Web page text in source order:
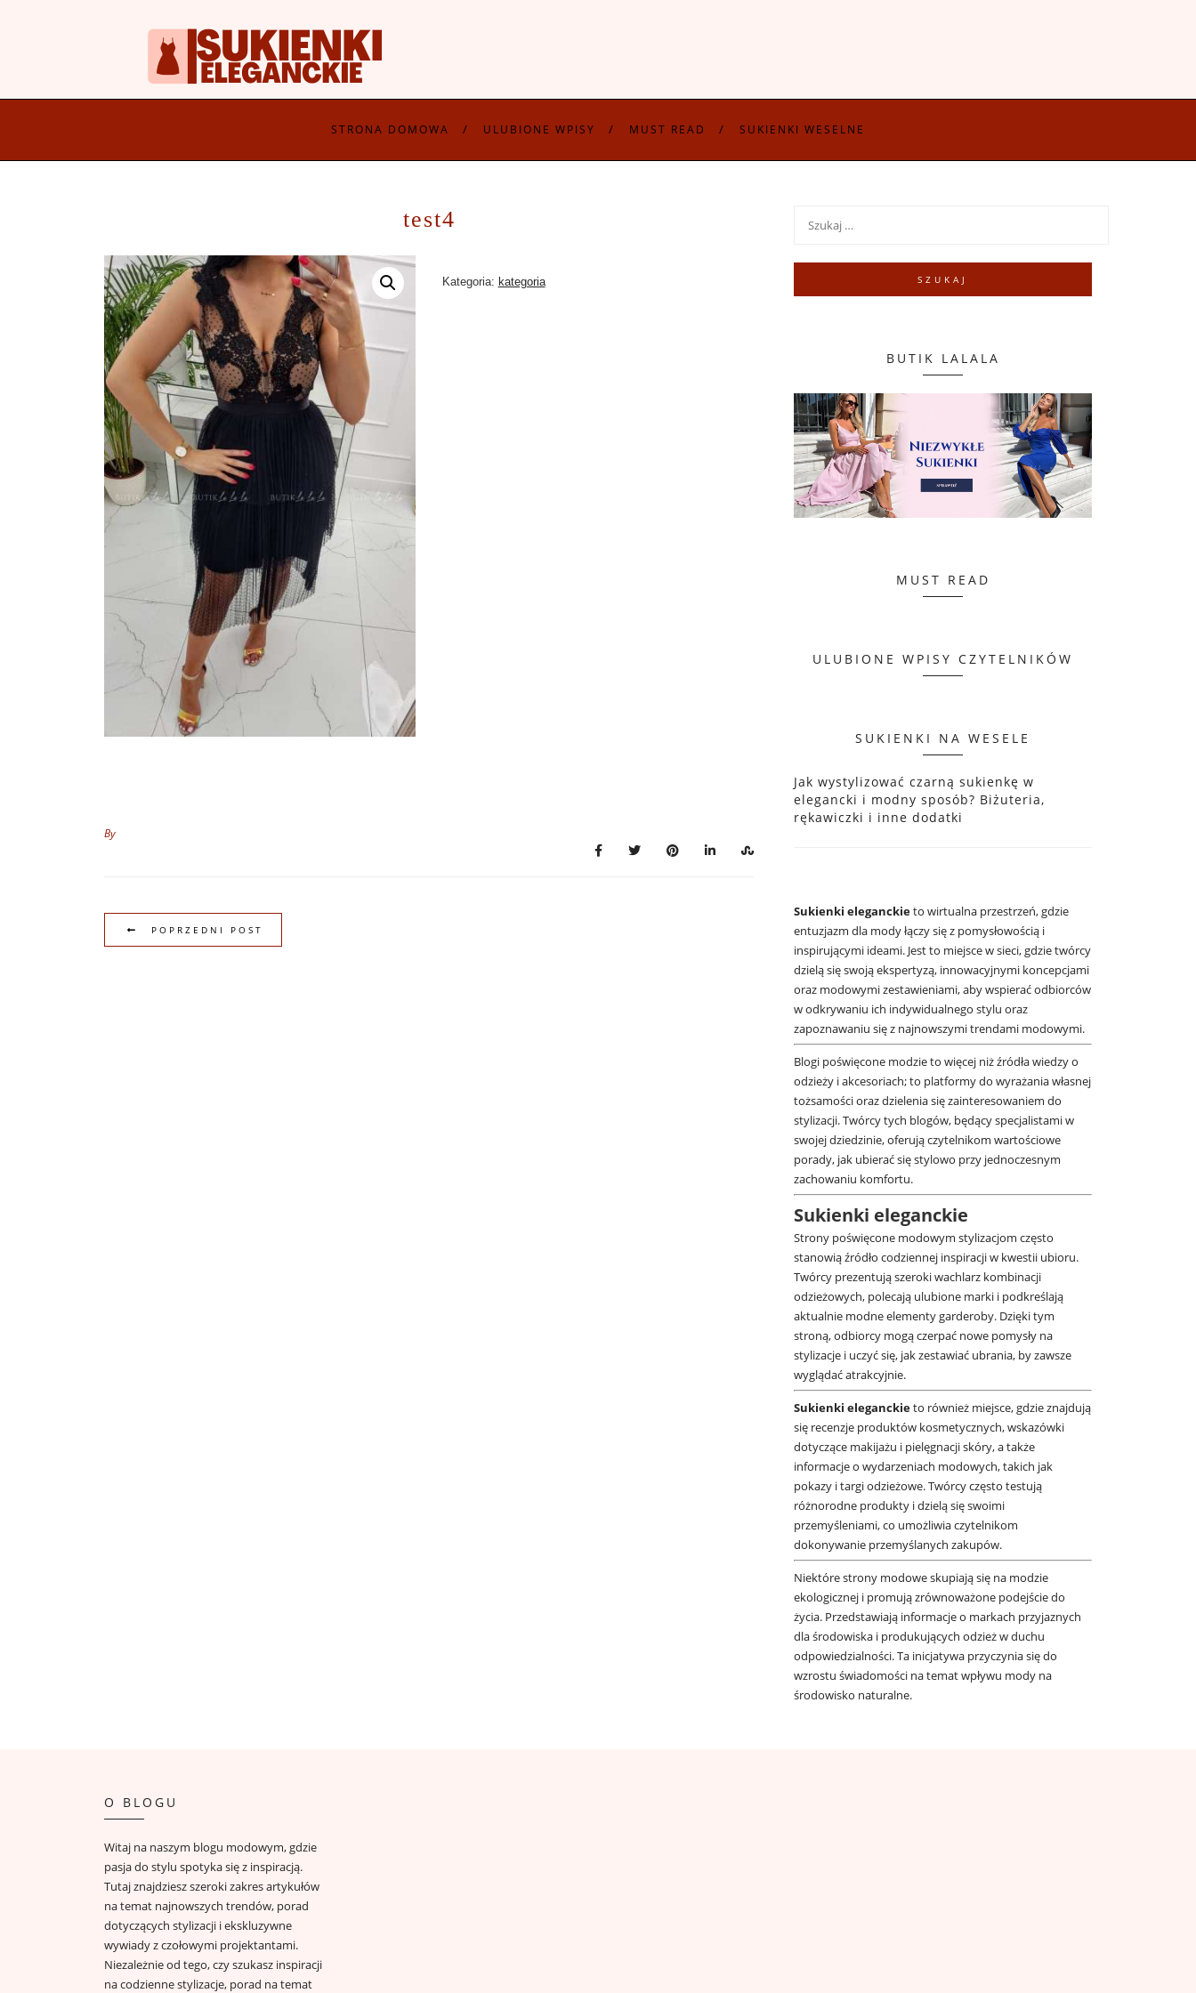
STRONA DOMOWA ULUBIONE WPISY MUST READ SUKIENKI WESELNE
test4
Kategoria: kategoria
By
POPRZEDNI POST
BUTIK LALALA
MUST READ
ULUBIONE WPISY CZYTELNIKÓW
SUKIENKI NA WESELE
Jak wystylizować czarną sukienkę w
elegancki i modny sposób? Biżuteria,
rękawiczki i inne dodatki
Sukienki eleganckieto wirtualna przestrzeń, gdzie
entuzjazm dla mody łączy się z pomysłowością i
inspirującymi ideami. Jest to miejsce w sieci, gdzie twórcy
dzielą się swoją ekspertyzą, innowacyjnymi koncepcjami
oraz modowymi zestawieniami, aby wspierać odbiorców
w odkrywaniu ich indywidualnego stylu oraz
zapoznawaniu się z najnowszymi trendami modowymi.
Blogi poświęcone modzie to więcej niż źródła wiedzy o
odzieży i akcesoriach; to platformy do wyrażania własnej
tożsamości oraz dzielenia się zainteresowaniem do
stylizacji. Twórcy tych blogów, będący specjalistami w
swojej dziedzinie, oferują czytelnikom wartościowe
porady, jak ubierać się stylowo przy jednoczesnym
zachowaniu komfortu.
Sukienki eleganckie
Strony poświęcone modowym stylizacjom często
stanowią źródło codziennej inspiracji w kwestii ubioru.
Twórcy prezentują szeroki wachlarz kombinacji
odzieżowych, polecają ulubione marki i podkreślają
aktualnie modne elementy garderoby. Dzięki tym
stroną, odbiorcy mogą czerpać nowe pomysły na
stylizacje i uczyć się, jak zestawiać ubrania, by zawsze
wyglądać atrakcyjnie.
Sukienki eleganckieto również miejsce, gdzie znajdują
się recenzje produktów kosmetycznych, wskazówki
dotyczące makijażu i pielęgnacji skóry, a także
informacje o wydarzeniach modowych, takich jak
pokazy i targi odzieżowe. Twórcy często testują
różnorodne produkty i dzielą się swoimi
przemyśleniami, co umożliwia czytelnikom
dokonywanie przemyślanych zakupów.
Niektóre strony modowe skupiają się na modzie
ekologicznej i promują zrównoważone podejście do
życia. Przedstawiają informacje o markach przyjaznych
dla środowiska i produkujących odzież w duchu
odpowiedzialności. Ta inicjatywa przyczynia się do
wzrostu świadomości na temat wpływu mody na
środowisko naturalne.
O BLOGU
Witaj na naszym blogu modowym, gdzie
pasja do stylu spotyka się z inspiracją.
Tutaj znajdziesz szeroki zakres artykułów
na temat najnowszych trendów, porad
dotyczących stylizacji i ekskluzywne
wywiady z czołowymi projektantami.
Niezależnie od tego, czy szukasz inspiracji
na codzienne stylizacje, porad na temat